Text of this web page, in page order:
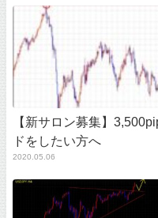
【新サロン募集】
ドをしたい方へ
2020.05.06